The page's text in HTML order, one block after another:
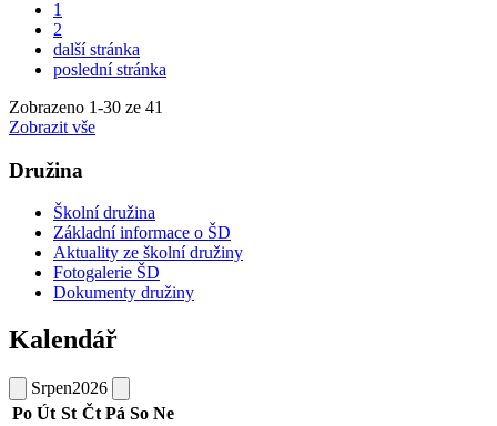
1
2
další stránka
poslední stránka
Zobrazeno 1-30 ze 41
Zobrazit vše
Družina
Školní družina
Základní informace o ŠD
Aktuality ze školní družiny
Fotogalerie ŠD
Dokumenty družiny
Kalendář
Srpen2026
Po Út St Čt Pá So Ne